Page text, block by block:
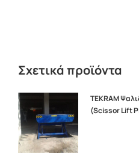
Σχετικά προϊόντα
TEKRAM
(Scissor Lift